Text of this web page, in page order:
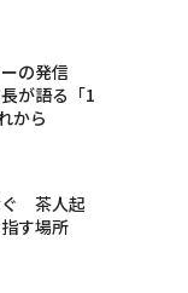
の発信
が語る「1
から
ぐ 茶人起
す場所